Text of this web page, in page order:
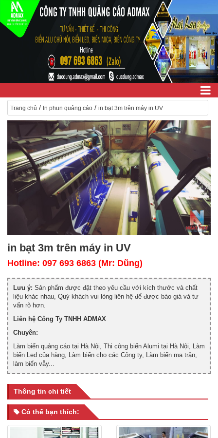
Trang chủ / In phun quảng cáo / in bạt 3m trên máy in UV
in bạt 3m trên máy in UV
Hotline: 097 693 6863 (Mr: Dũng)
Lưu ý: Sản phẩm được đặt theo yêu cầu với kích thước và chất
liệu khác nhau, Quý khách vui lòng liên hệ để được báo giá và tư
vấn rõ hơn.
Liên hệ Công Ty TNHH ADMAX
Chuyên:
Làm biển quảng cáo tại Hà Nội, Thi công biển Alumi tại Hà Nội, Làm
biển Led của hàng, Làm biển cho các Công ty, Làm biển ma trận,
làm biển vẫy...
Thông tin chi tiết
Có thể bạn thích: